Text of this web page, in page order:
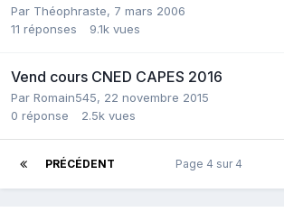
Par Théophraste, 7 mars 2006
11 réponses 9.1k vues
Vend cours CNED CAPES 2016
Par Romain545, 22 novembre 2015
0 réponse 2.5k vues
PRÉCÉDENT Page 4 sur 4